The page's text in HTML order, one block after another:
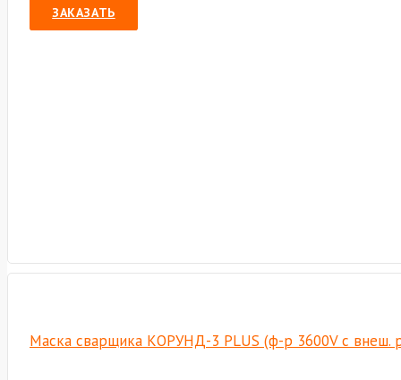
ЗАКАЗАТЬ
Маска сварщика КОРУНД-3 PLUS (ф-р 3600V с внеш.